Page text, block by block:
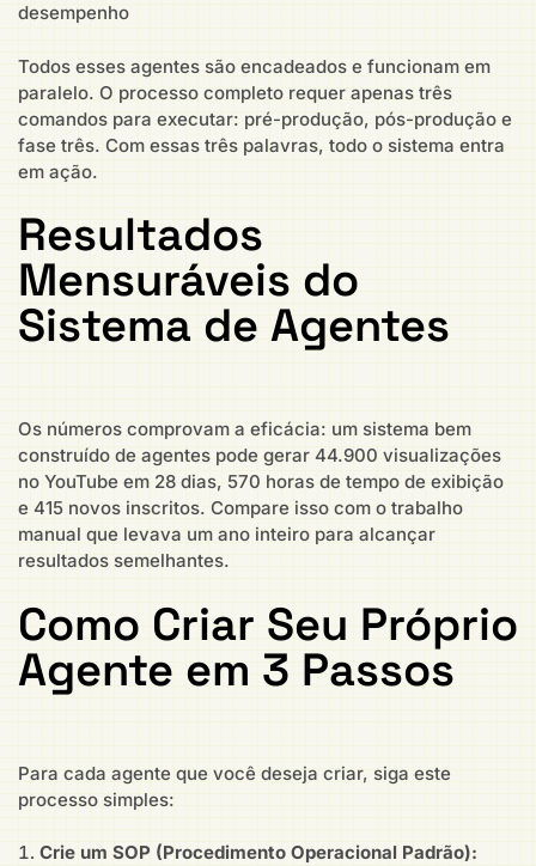
desempenho
Todos esses agentes são encadeados e funcionam em
paralelo. O processo completo requer apenas três
comandos para executar: pré-produção, pós-produção e
fase três. Com essas três palavras, todo o sistema entra
em ação.
Resultados
Mensuráveis do
Sistema de Agentes
Os números comprovam a eficácia: um sistema bem
construído de agentes pode gerar 44.900 visualizações
no YouTube em 28 dias, 570 horas de tempo de exibição
e 415 novos inscritos. Compare isso com o trabalho
manual que levava um ano inteiro para alcançar
resultados semelhantes.
Como Criar Seu Próprio
Agente em 3 Passos
Para cada agente que você deseja criar, siga este
processo simples:
Crie um SOP (Procedimento Operacional Padrão):